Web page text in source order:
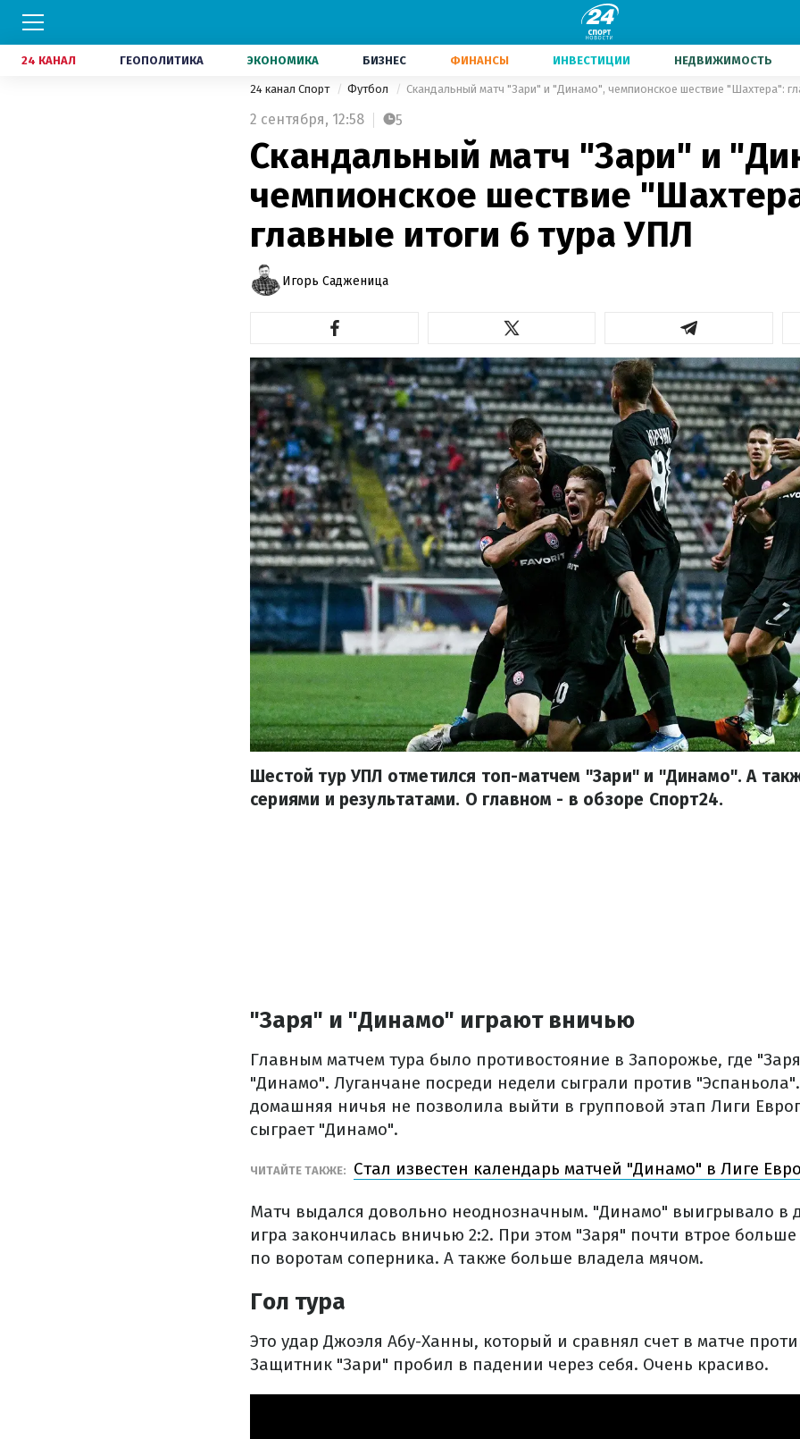
24 КАНАЛ ГЕОПОЛИТИКА ЭКОНОМИКА БИЗНЕС ФИНАНСЫ ИНВЕСТИЦИИ НЕДВИЖИМОСТЬ
24 канал Спорт Футбол Скандальный матч "Зари" и "Динамо", чемпионское шествие "Шахтера":
2 сентября, 12:58 5
Скандальный матч "Зари" и
чемпионское шествие
главные итоги 6 тура УПЛ
Игорь Садженица
Шестой тур УПЛ отметился топ-матчем "Зари" и "Динамо". А
сериями и результатами. О главном - в обзоре Спорт24.
"Заря" и "Динамо" играют вничью
Главным матчем тура было противостояние в Запорожье, где
"Динамо". Луганчане посреди недели сыграли против
домашняя ничья не позволила выйти в групповой этап Лиги
сыграет "Динамо".
ЧИТАЙТЕ ТАКЖЕ: Стал известен календарь матчей "Динамо" в Лиге
Матч выдался довольно неоднозначным. "Динамо" выигрывало в
игра закончилась вничью 2:2. При этом "Заря" почти втрое
по воротам соперника. А также больше владела мячом.
Гол тура
Это удар Джоэля Абу-Ханны, который и сравнял счет в матче
Защитник "Зари" пробил в падении через себя. Очень красиво.